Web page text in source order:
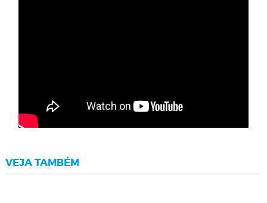
VEJA TAMBÉM